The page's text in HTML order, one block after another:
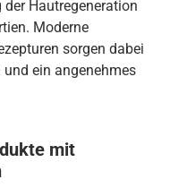
Hautregeneration
Moderne
sorgen dabei
ein angenehmes
mit